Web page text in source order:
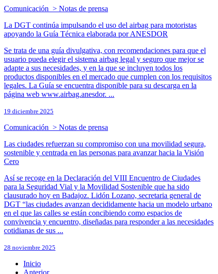
Comunicación > Notas de prensa
La DGT continúa impulsando el uso del airbag para motoristas
apoyando la Guía Técnica elaborada por ANESDOR
Se trata de una guía divulgativa, con recomendaciones para que el
usuario pueda elegir el sistema airbag legal y seguro que mejor se
adapte a sus necesidades, y en la que se incluyen todos los
productos disponibles en el mercado que cumplen con los requisitos
legales. La Guía se encuentra disponible para su descarga en la
página web www.airbag.anesdor. ...
19 diciembre 2025
Comunicación > Notas de prensa
Las ciudades refuerzan su compromiso con una movilidad segura,
sostenible y centrada en las personas para avanzar hacia la Visión
Cero
Así se recoge en la Declaración del VIII Encuentro de Ciudades
para la Seguridad Vial y la Movilidad Sostenible que ha sido
clausurado hoy en Badajoz. Lidón Lozano, secretaria general de
DGT “las ciudades avanzan decididamente hacia un modelo urbano
en el que las calles se están concibiendo como espacios de
convivencia y encuentro, diseñadas para responder a las necesidades
cotidianas de sus ...
28 noviembre 2025
Inicio